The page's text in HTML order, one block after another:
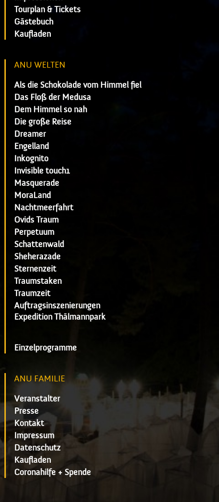
Tourplan & Tickets
Gästebuch
Kaufladen
ANU WELTEN
Als die Schokolade vom Himmel fiel
Das Floß der Medusa
Dem Himmel so nah
Die große Reise
Dreamer
Engelland
Inkognito
Invisible touch1
Masquerade
MoraLand
Nachtmeerfahrt
Ovids Traum
Perpetuum
Schattenwald
Sheherazade
Sternenzeit
Traumstaken
Traumzeit
Auftragsinszenierungen
Expedition Thälmannpark
Einzelprogramme
ANU FAMILIE
Veranstalter
Presse
Kontakt
Impressum
Datenschutz
Kaufladen
Coronahilfe + Spende